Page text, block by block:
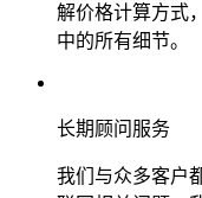
解价格计算方式
中的所有细节。
长期顾问服务
我们与众多客户